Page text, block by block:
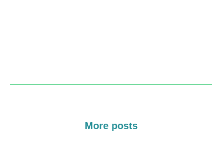
More posts